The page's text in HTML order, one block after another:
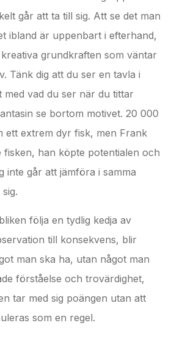
går att ta till sig. Att se det man
ibland är uppenbart i efterhand,
grundkraften som väntar
Tänk dig att du ser en tavla i
vad du ser när du tittar
se bortom motivet. 20 000
ett extrem dyr fisk, men Frank
fisken, han köpte potentialen och
inte går att jämföra i samma
följa en tydlig kedja av
till konsekvens, blir
man ska ha, utan något man
förståelse och trovärdighet,
tar med sig poängen utan att
som en regel.